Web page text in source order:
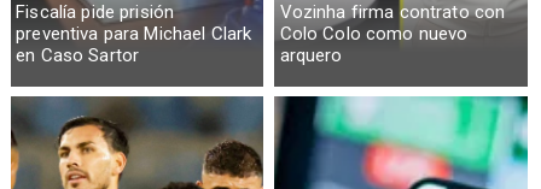
Fiscalía pide prisión
preventiva para Michael Clark
en Caso Sartor
Vozinha firma contrato con
Colo Colo como nuevo
arquero